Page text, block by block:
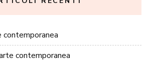
contemporanea
contemporanea